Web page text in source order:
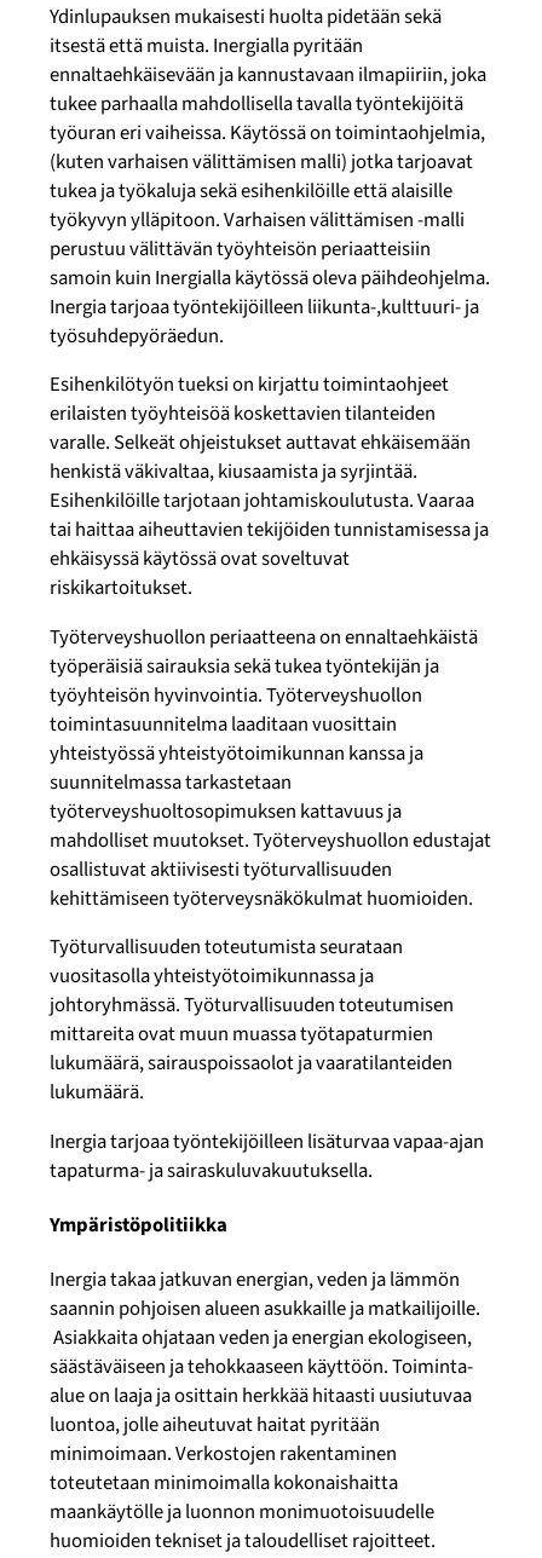
Ydinlupauksen mukaisesti huolta pidetään sekä
itsestä että muista. Inergialla pyritään
ennaltaehkäisevään ja kannustavaan ilmapiiriin, joka
tukee parhaalla mahdollisella tavalla työntekijöitä
työuran eri vaiheissa. Käytössä on toimintaohjelmia,
(kuten varhaisen välittämisen malli) jotka tarjoavat
tukea ja työkaluja sekä esihenkilöille että alaisille
työkyvyn ylläpitoon. Varhaisen välittämisen -malli
perustuu välittävän työyhteisön periaatteisiin
samoin kuin Inergialla käytössä oleva päihdeohjelma.
Inergia tarjoaa työntekijöilleen liikunta-,kulttuuri- ja
työsuhdepyöräedun.
Esihenkilötyön tueksi on kirjattu toimintaohjeet
erilaisten työyhteisöä koskettavien tilanteiden
varalle. Selkeät ohjeistukset auttavat ehkäisemään
henkistä väkivaltaa, kiusaamista ja syrjintää.
Esihenkilöille tarjotaan johtamiskoulutusta. Vaaraa
tai haittaa aiheuttavien tekijöiden tunnistamisessa ja
ehkäisyssä käytössä ovat soveltuvat
riskikartoitukset.
Työterveyshuollon periaatteena on ennaltaehkäistä
työperäisiä sairauksia sekä tukea työntekijän ja
työyhteisön hyvinvointia. Työterveyshuollon
toimintasuunnitelma laaditaan vuosittain
yhteistyössä yhteistyötoimikunnan kanssa ja
suunnitelmassa tarkastetaan
työterveyshuoltosopimuksen kattavuus ja
mahdolliset muutokset. Työterveyshuollon edustajat
osallistuvat aktiivisesti työturvallisuuden
kehittämiseen työterveysnäkökulmat huomioiden.
Työturvallisuuden toteutumista seurataan
vuositasolla yhteistyötoimikunnassa ja
johtoryhmässä. Työturvallisuuden toteutumisen
mittareita ovat muun muassa työtapaturmien
lukumäärä, sairauspoissaolot ja vaaratilanteiden
lukumäärä.
Inergia tarjoaa työntekijöilleen lisäturvaa vapaa-ajan
tapaturma- ja sairaskuluvakuutuksella.
Ympäristöpolitiikka
Inergia takaa jatkuvan energian, veden ja lämmön
saannin pohjoisen alueen asukkaille ja matkailijoille.
Asiakkaita ohjataan veden ja energian ekologiseen,
säästäväiseen ja tehokkaaseen käyttöön. Toiminta-
alue on laaja ja osittain herkkää hitaasti uusiutuvaa
luontoa, jolle aiheutuvat haitat pyritään
minimoimaan. Verkostojen rakentaminen
toteutetaan minimoimalla kokonaishaitta
maankäytölle ja luonnon monimuotoisuudelle
huomioiden tekniset ja taloudelliset rajoitteet.